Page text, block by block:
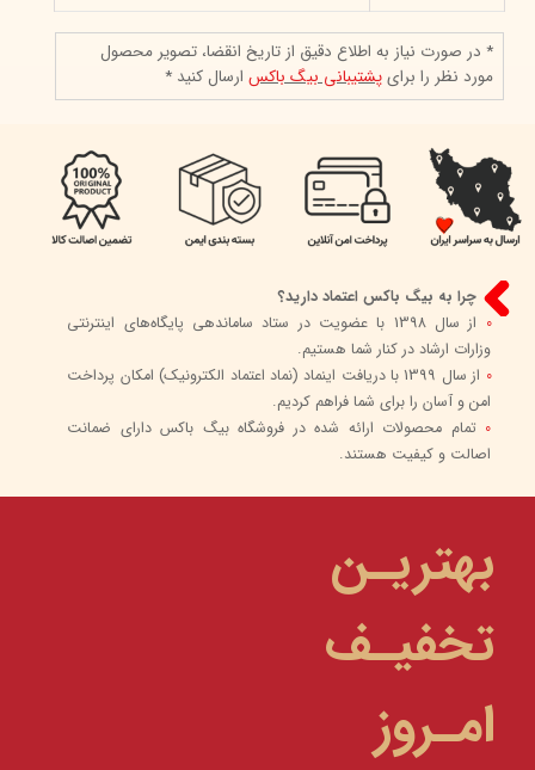
* در صورت نیاز به اطلاع دقیق از تاریخ انقضا، تصویر محصول
مورد نظر را برایپشتیبانی بیگ باکسارسال کنید *
چرا به بیگ باکس اعتماد دارید؟
0
از سال 1398 با عضویت در ستاد ساماندهی پایگاه‌های اینترنتی
وزارات ارشاد در کنار شما هستیم.
0
از سال 1399 با دریافت اینماد (نماد اعتماد الکترونیک) امکان پرداخت
امن و آسان را برای شما فراهم کردیم.
0 تمام محصولات ارائه شده در فروشگاه بیگ باکس دارای ضمانت
اصالت و کیفیت هستند.
بهتریـن
تخفیـف
امـروز